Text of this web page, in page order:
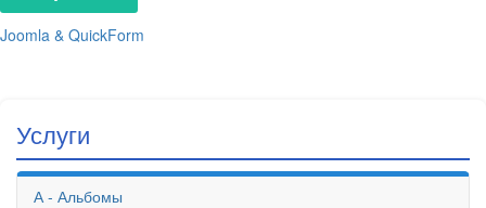
Joomla & QuickForm
Услуги
А - Альбомы